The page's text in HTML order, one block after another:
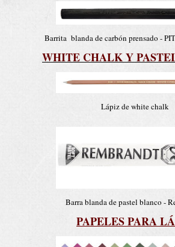
Barrita blanda de carbón prensado -
WHITE CHALK Y
Lápiz de white chalk
Barra blanda de pastel blanco -
PAPELES PARA